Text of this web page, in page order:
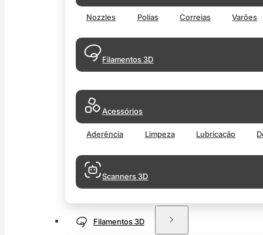
Nozzles Polias Correias Varões
Filamentos 3D
Acessórios
Aderência Limpeza Lubricação
Scanners 3D
Filamentos 3D